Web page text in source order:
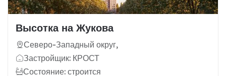
Высотка на Жукова
Северо-Западный округ,
Застройщик: КРОСТ
Состояние: строится